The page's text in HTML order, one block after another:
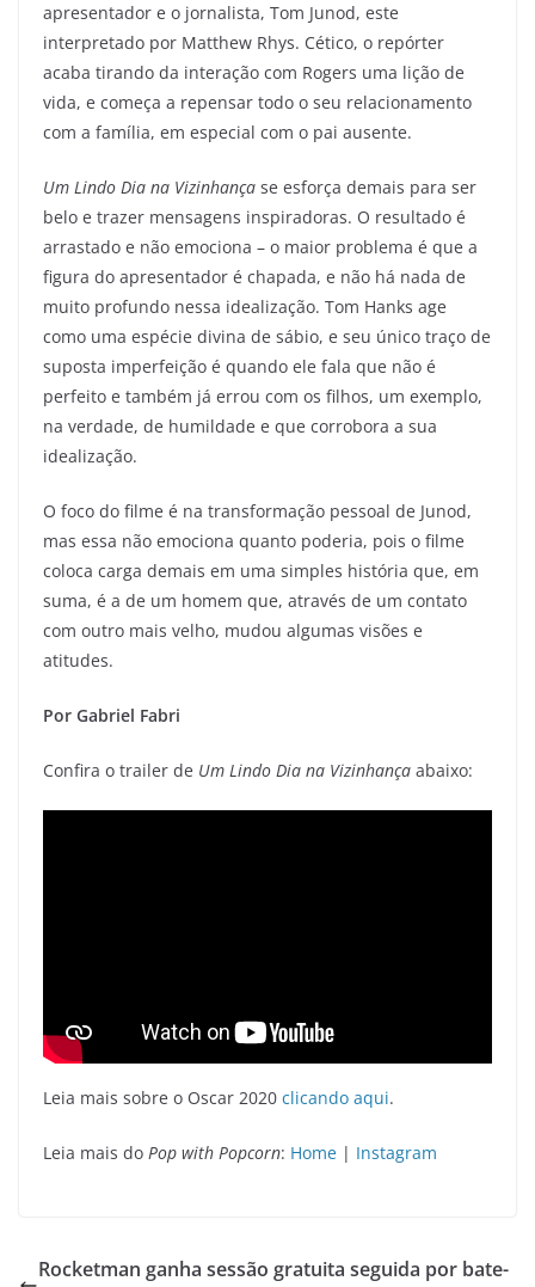
apresentador e o jornalista, Tom Junod, este
interpretado por Matthew Rhys. Cético, o repórter
acaba tirando da interação com Rogers uma lição de
vida, e começa a repensar todo o seu relacionamento
com a família, em especial com o pai ausente.
Um Lindo Dia na Vizinhança se esforça demais para ser
belo e trazer mensagens inspiradoras. O resultado é
arrastado e não emociona – o maior problema é que a
figura do apresentador é chapada, e não há nada de
muito profundo nessa idealização. Tom Hanks age
como uma espécie divina de sábio, e seu único traço de
suposta imperfeição é quando ele fala que não é
perfeito e também já errou com os filhos, um exemplo,
na verdade, de humildade e que corrobora a sua
idealização.
O foco do filme é na transformação pessoal de Junod,
mas essa não emociona quanto poderia, pois o filme
coloca carga demais em uma simples história que, em
suma, é a de um homem que, através de um contato
com outro mais velho, mudou algumas visões e
atitudes.
Por Gabriel Fabri
Confira o trailer de Um Lindo Dia na Vizinhança abaixo:
Leia mais sobre o Oscar 2020 clicando aqui.
Leia mais do Pop with Popcorn: Home | Instagram
Rocketman ganha sessão gratuita seguida por bate-